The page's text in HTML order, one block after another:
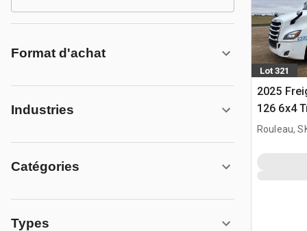
Format d'achat
Industries
Catégories
Types
Lot 321
2025
126 6x4
Rouleau,